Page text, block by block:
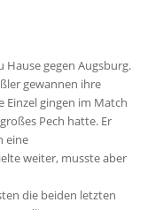
Hause gegen Augsburg.
gewannen ihre
Einzel gingen im Match
Pech hatte. Er
eine
weiter, musste aber
die beiden letzten